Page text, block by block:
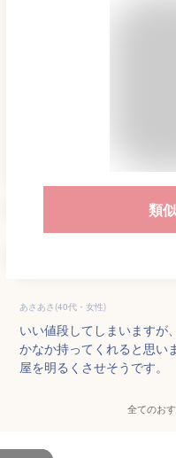
類
あさあさ(40代・女性)
いい値段してしまいますが
かなか持ってくれると思い
屋を明るくさせそうです。
全てのお